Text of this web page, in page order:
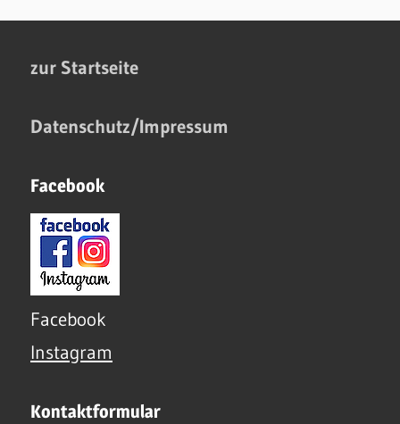
zur Startseite
Datenschutz/Impressum
Facebook
Facebook
Instagram
Kontaktformular